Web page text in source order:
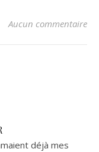
Aucun commentaire
déjà mes